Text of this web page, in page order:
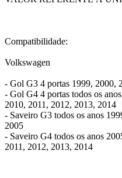
Compatibilidade:
Volkswagen
- Gol G3 4 portas 1999, 2000,
- Gol G4 4 portas todos os
2010, 2011, 2012, 2013, 2014
- Saveiro G3 todos os anos
2005
- Saveiro G4 todos os anos
2011, 2012, 2013, 2014